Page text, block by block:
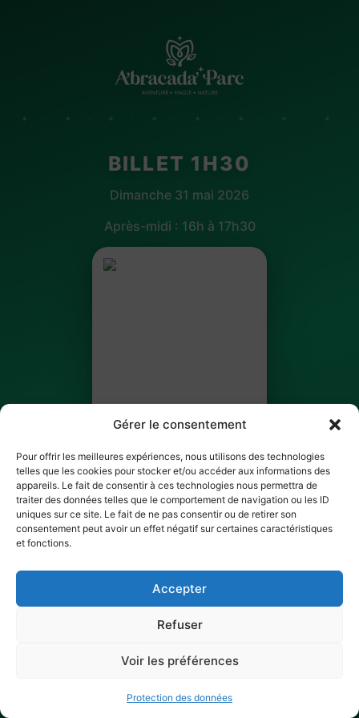
Gérer le consentement
Pour offrir les meilleures expériences, nous utilisons des technologies
telles que les cookies pour stocker et/ou accéder aux informations des
appareils. Le fait de consentir à ces technologies nous permettra de
traiter des données telles que le comportement de navigation ou les ID
uniques sur ce site. Le fait de ne pas consentir ou de retirer son
consentement peut avoir un effet négatif sur certaines caractéristiques
et fonctions.
Accepter
Refuser
Voir les préférences
Protection des données
✦ · ✦ · ✦ · ✦ · ✦ · ✦ · ✦ · ✦
BILLET 1H30
Dimanche 31 mai 2026
Après-midi : 16h à 17h30
Ahmad Beyrouthy
BILLET 2 SUR 3